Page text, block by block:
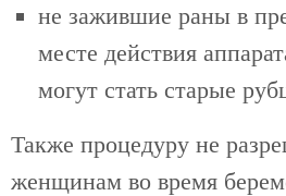
не зажившие раны в
месте действия
могут стать старые
Также процедуру не
женщинам во время